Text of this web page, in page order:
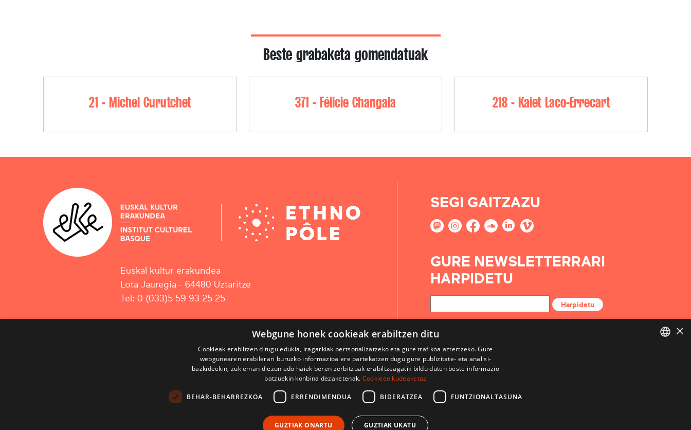
Beste grabaketa gomendatuak
21 - Michel Curutchet 371 - Félicie Changala 218 - Kaiet Laco-Errecart
Euskal kultur erakundea
Lota Jauregia - 64480 Uztaritze
Tel: 0 (033)5 59 93 25 25
SEGI GAITZAZU
GURE NEWSLETTERRARI
HARPIDETU
Harpidetu
KONTAKTUA
×
Webgune honek cookieak erabiltzen ditu
Cookieak erabiltzen ditugu edukia, iragarkiak pertsonalizatzeko eta gure trafikoa aztertzeko. Gure
webgunearen erabilerari buruzko informazioa ere partekatzen dugu gure publizitate- eta analisi-
bazkideekin, zuk eman diezun edo haiek beren zerbitzuak erabiltzeagatik bildu duten beste informazio
batzuekin konbina dezaketenak. Cookieen kudeaketaz
BEHAR-BEHARREZKOA ERRENDIMENDUA BIDERATZEA FUNTZIONALTASUNA
GUZTIAK ONARTU GUZTIAK UKATU